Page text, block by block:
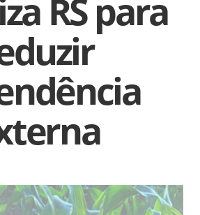
RS para